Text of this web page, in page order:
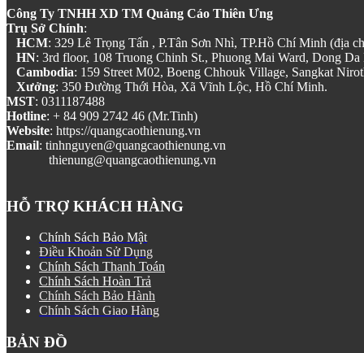
Công Ty TNHH XD TM Quảng Cáo Thiên Ưng
Trụ Sở Chính:
HCM: 329 Lê Trọng Tấn , P.Tân Sơn Nhì, TP.Hồ Chí Minh (địa
HN: 3rd floor, 108 Truong Chinh St., Phuong Mai Ward, Dong
Cambodia: 159 Street M02, Boeng Chhouk Village, Sangkat
Xưởng: 350 Đường Thới Hòa, Xã Vĩnh Lộc, Hồ Chí Minh.
MST: 0311187488
Hotline: + 84 909 2742 46 (Mr.Tinh)
Website: https://quangcaothienung.vn
Email: tinhnguyen@quangcaothienung.vn
thienung@quangcaothienung.vn
HỖ TRỢ KHÁCH HÀNG
Chính Sách Bảo Mật
Điều Khoản Sử Dụng
Chính Sách Thanh Toán
Chính Sách Hoàn Trả
Chính Sách Bảo Hành
Chính Sách Giao Hàng
BẢN ĐỒ